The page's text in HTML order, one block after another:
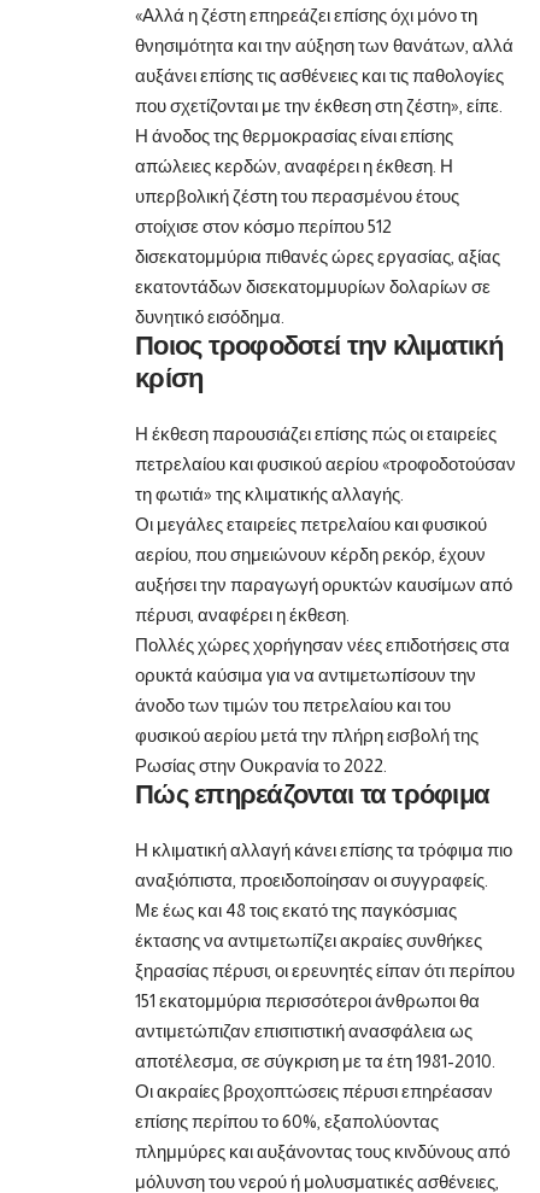
«Αλλά η ζέστη επηρεάζει επίσης όχι μόνο τη
θνησιμότητα και την αύξηση των θανάτων, αλλά
αυξάνει επίσης τις ασθένειες και τις παθολογίες
που σχετίζονται με την έκθεση στη ζέστη», είπε.
Η άνοδος της θερμοκρασίας είναι επίσης
απώλειες κερδών, αναφέρει η έκθεση. Η
υπερβολική ζέστη του περασμένου έτους
στοίχισε στον κόσμο περίπου 512
δισεκατομμύρια πιθανές ώρες εργασίας, αξίας
εκατοντάδων δισεκατομμυρίων δολαρίων σε
δυνητικό εισόδημα.
Ποιος τροφοδοτεί την κλιματική
κρίση
Η έκθεση παρουσιάζει επίσης πώς οι εταιρείες
πετρελαίου και φυσικού αερίου «τροφοδοτούσαν
τη φωτιά» της κλιματικής αλλαγής.
Οι μεγάλες εταιρείες πετρελαίου και φυσικού
αερίου, που σημειώνουν κέρδη ρεκόρ, έχουν
αυξήσει την παραγωγή ορυκτών καυσίμων από
πέρυσι, αναφέρει η έκθεση.
Πολλές χώρες χορήγησαν νέες επιδοτήσεις στα
ορυκτά καύσιμα για να αντιμετωπίσουν την
άνοδο των τιμών του πετρελαίου και του
φυσικού αερίου μετά την πλήρη εισβολή της
Ρωσίας στην Ουκρανία το 2022.
Πώς επηρεάζονται τα τρόφιμα
Η κλιματική αλλαγή κάνει επίσης τα τρόφιμα πιο
αναξιόπιστα, προειδοποίησαν οι συγγραφείς.
Με έως και 48 τοις εκατό της παγκόσμιας
έκτασης να αντιμετωπίζει ακραίες συνθήκες
ξηρασίας πέρυσι, οι ερευνητές είπαν ότι περίπου
151 εκατομμύρια περισσότεροι άνθρωποι θα
αντιμετώπιζαν επισιτιστική ανασφάλεια ως
αποτέλεσμα, σε σύγκριση με τα έτη 1981-2010.
Οι ακραίες βροχοπτώσεις πέρυσι επηρέασαν
επίσης περίπου το 60%, εξαπολύοντας
πλημμύρες και αυξάνοντας τους κινδύνους από
μόλυνση του νερού ή μολυσματικές ασθένειες,